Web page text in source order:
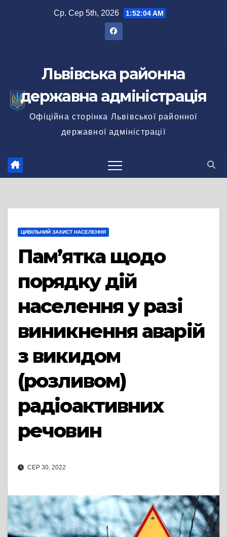
Ср. Сер 5th, 2026 1:52:05 AM
Львівська районна
державна адміністрація
Офіційна сторінка Львівської районної
державної адміністрації
ЦИВІЛЬНИЙ ЗАХИСТ НАСЕЛЕННЯ
Пам’ятка щодо
порядку дій
населення у разі
виникнення аварій
з викидом
(розливом)
радіоактивних
речовин
СЕР 30, 2022